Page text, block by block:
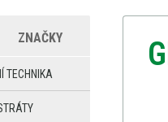
ZNAČKY
TECHNIKA